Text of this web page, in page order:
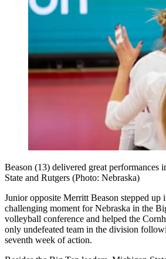
Beason (13) delivered great performances
State and Rutgers (Photo: Nebraska)
Junior opposite Merritt Beason stepped up
challenging moment for Nebraska in the
volleyball conference and helped the
only undefeated team in the division
seventh week of action.